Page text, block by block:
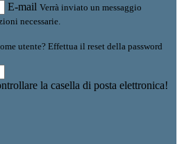
E-mail Verrà inviato un messaggio
necessarie.
utente? Effettua il reset della password
la casella di posta elettronica!